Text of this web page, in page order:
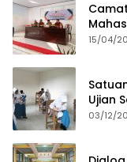
15/04/
Ujian
03/12/